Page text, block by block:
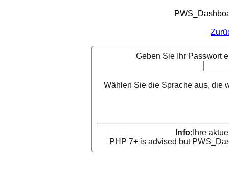
Geben Sie Ihr Passwort
Wählen Sie die Sprache aus, die
Info: Ihre
PHP 7+ is advised but